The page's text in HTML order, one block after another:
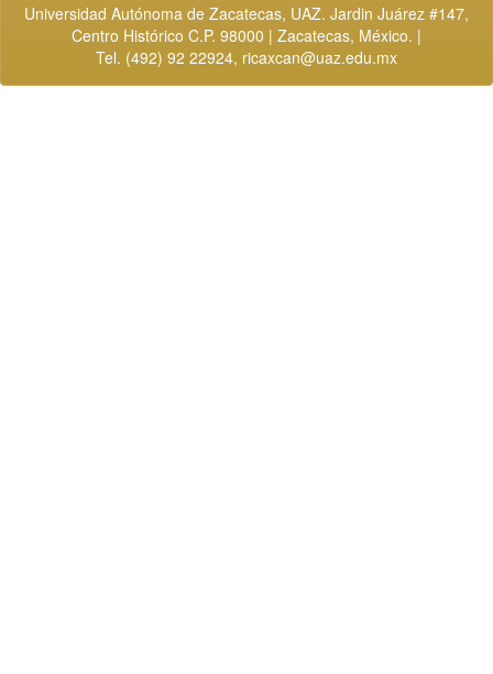
Universidad Autónoma de Zacatecas, UAZ. Jardin Juárez #147,
Centro Histórico C.P. 98000 | Zacatecas, México. |
Tel. (492) 92 22924, ricaxcan@uaz.edu.mx